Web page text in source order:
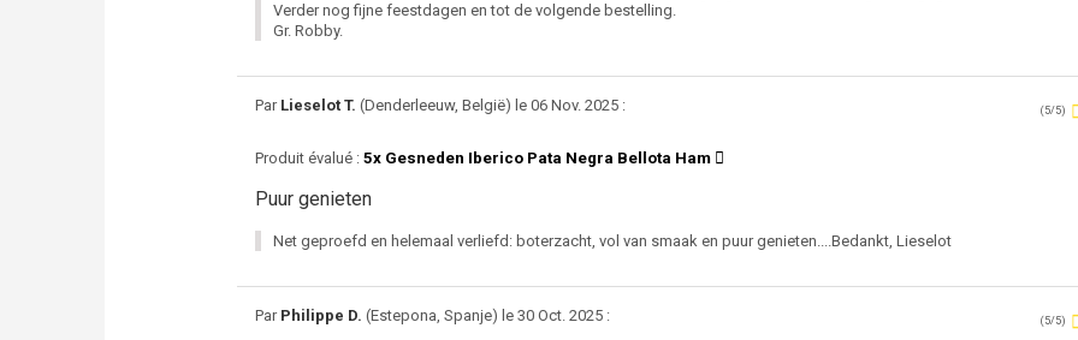
Verder nog fijne feestdagen en tot de volgende bestelling.
Gr. Robby.
Par Lieselot T. (Denderleeuw, België) le 06 Nov. 2025 : (5/5)
Produit évalué : 5x Gesneden Iberico Pata Negra Bellota Ham
Puur genieten
Net geproefd en helemaal verliefd: boterzacht, vol van smaak en puur genieten....Bedankt, Lieselot
Par Philippe D. (Estepona, Spanje) le 30 Oct. 2025 : (5/5)